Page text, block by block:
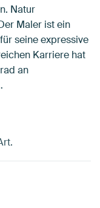
Natur
Maler ist ein
seine expressive
Karriere hat
an